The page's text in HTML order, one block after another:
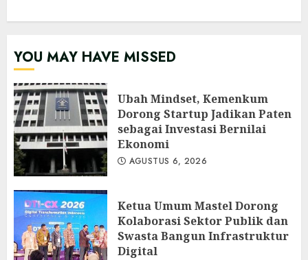
YOU MAY HAVE MISSED
Ubah Mindset, Kemenkum
Dorong Startup Jadikan Paten
sebagai Investasi Bernilai
Ekonomi
AGUSTUS 6, 2026
Ketua Umum Mastel Dorong
Kolaborasi Sektor Publik dan
Swasta Bangun Infrastruktur
Digital